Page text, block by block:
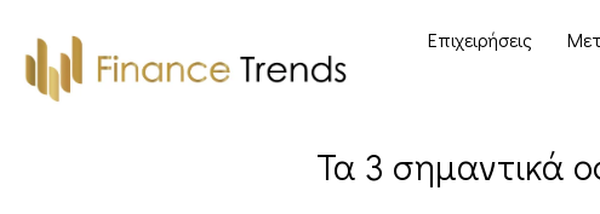
Επιχειρήσεις
Τα 3 σημαντικά